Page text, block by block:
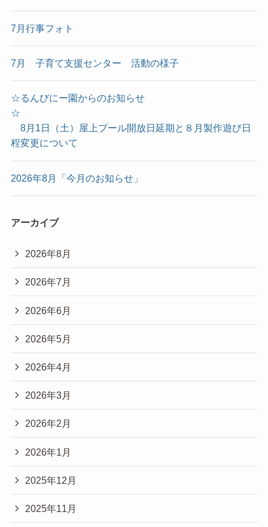
7月行事フォト
7月 子育て支援センター 活動の様子
☆るんびにー園からのお知らせ
☆
8月1日（土）屋上プール開放日延期と８月製作遊び日
程変更について
2026年8月「今月のお知らせ」
アーカイブ
2026年8月
2026年7月
2026年6月
2026年5月
2026年4月
2026年3月
2026年2月
2026年1月
2025年12月
2025年11月